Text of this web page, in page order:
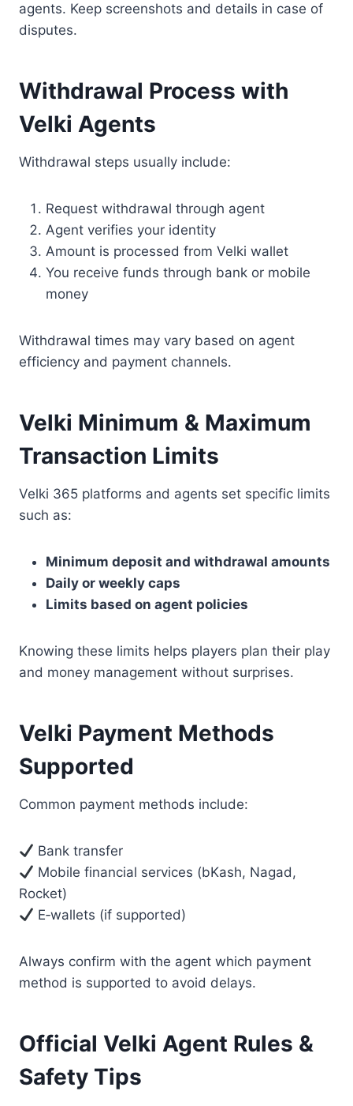
agents. Keep screenshots and details in case of
disputes.
Withdrawal Process with
Velki Agents
Withdrawal steps usually include:
Request withdrawal through agent
Agent verifies your identity
Amount is processed from Velki wallet
You receive funds through bank or mobile
money
Withdrawal times may vary based on agent
efficiency and payment channels.
Velki Minimum & Maximum
Transaction Limits
Velki 365 platforms and agents set specific limits
such as:
Minimum deposit and withdrawal amounts
Daily or weekly caps
Limits based on agent policies
Knowing these limits helps players plan their play
and money management without surprises.
Velki Payment Methods
Supported
Common payment methods include:
Bank transfer
Mobile financial services (bKash, Nagad,
Rocket)
E‑wallets (if supported)
Always confirm with the agent which payment
method is supported to avoid delays.
Official Velki Agent Rules &
Safety Tips